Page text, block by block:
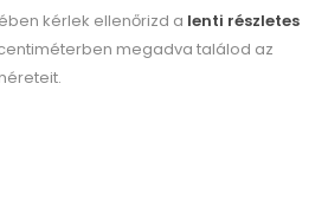
kérlek ellenőrizd a lenti részletes
megadva találod az